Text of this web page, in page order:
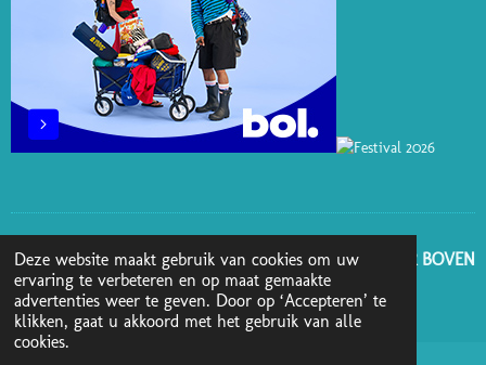
Deze website maakt gebruik van cookies om uw
ervaring te verbeteren en op maat gemaakte
advertenties weer te geven. Door op ‘Accepteren’ te
klikken, gaat u akkoord met het gebruik van alle
cookies.
GA NAAR BOVEN
© 2025 - 2026 Boekenblog van Ann